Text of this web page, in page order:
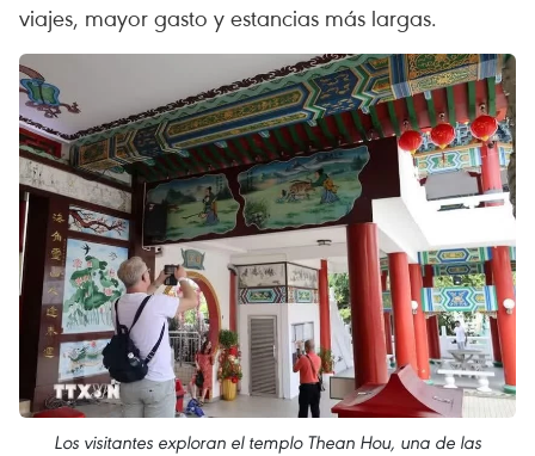
viajes, mayor gasto y estancias más largas.
Los visitantes exploran el templo Thean Hou, una de las